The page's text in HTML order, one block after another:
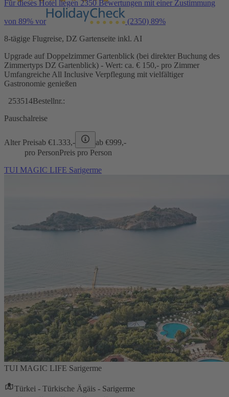
Für dieses Hotel liegen 2350 Bewertungen mit einer Zustimmung
von 89% vor (2350) 89%
8-tägige Flugreise, DZ Gartenseite inkl. AI
Upgrade auf Doppelzimmer Gartenblick (bei direkter Buchung des
Zimmertyps DZ Gartenblick) - Wert: ca. € 150,- pro Zimmer
Umfangreiche All Inclusive Verpflegung mit vielfältiger
Gastronomie genießen
253514Bestellnr.:
Pauschalreise
Alter Preisab €1.333,- ab €999,-
pro PersonPreis pro Person
TUI MAGIC LIFE Sarigerme
TUI MAGIC LIFE Sarigerme
Türkei - Türkische Ägäis - Sarigerme